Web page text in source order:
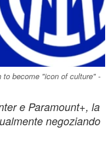
to become "icon of culture" -
e Paramount+, la
negoziando